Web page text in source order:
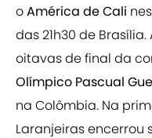
oAmérica de Cali
das 21h30 de
oitavas de final da
Olímpico Pascual
na Colômbia. Na
Laranjeiras